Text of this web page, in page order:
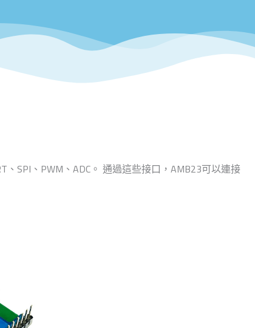
SPI、PWM、ADC。 通過這些接口，AMB23可以連接